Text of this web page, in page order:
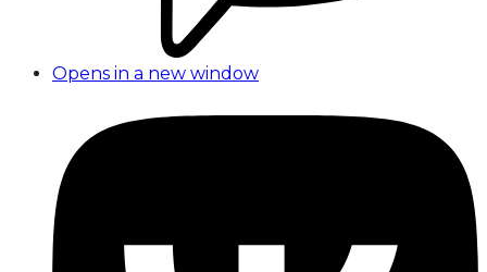
Opens in a new window